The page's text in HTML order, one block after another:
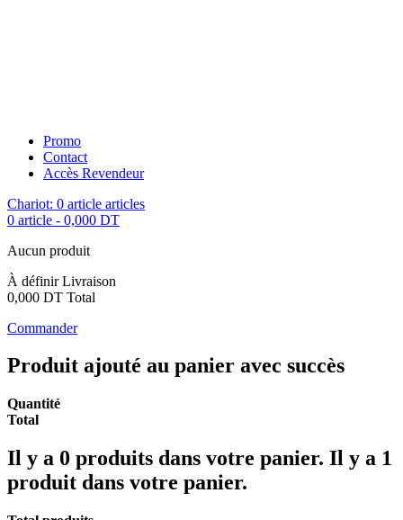
Promo
Contact
Accès Revendeur
Chariot: 0 article articles
0 article - 0,000 DT
Aucun produit
À définirLivraison
0,000 DT Total
Commander
Produit ajouté au panier avec succès
Quantité
Total
Il y a 0 produits dans votre panier. Il y a 1
produit dans votre panier.